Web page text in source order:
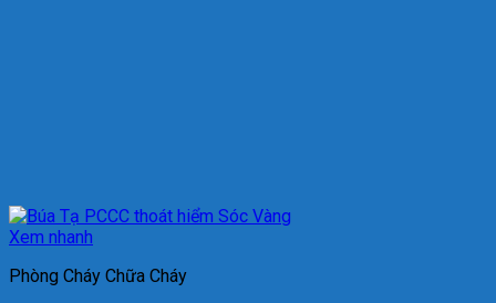
Xem nhanh
Phòng Cháy Chữa Cháy